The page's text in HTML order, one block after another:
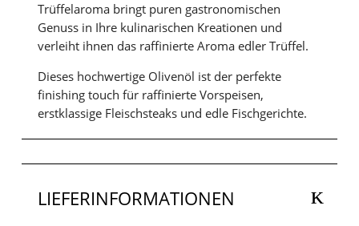
Trüffelaroma bringt puren gastronomischen
Genuss in Ihre kulinarischen Kreationen und
verleiht ihnen das raffinierte Aroma edler Trüffel.
Dieses hochwertige Olivenöl ist der perfekte
finishing touch für raffinierte Vorspeisen,
erstklassige Fleischsteaks und edle Fischgerichte.
LIEFERINFORMATIONEN